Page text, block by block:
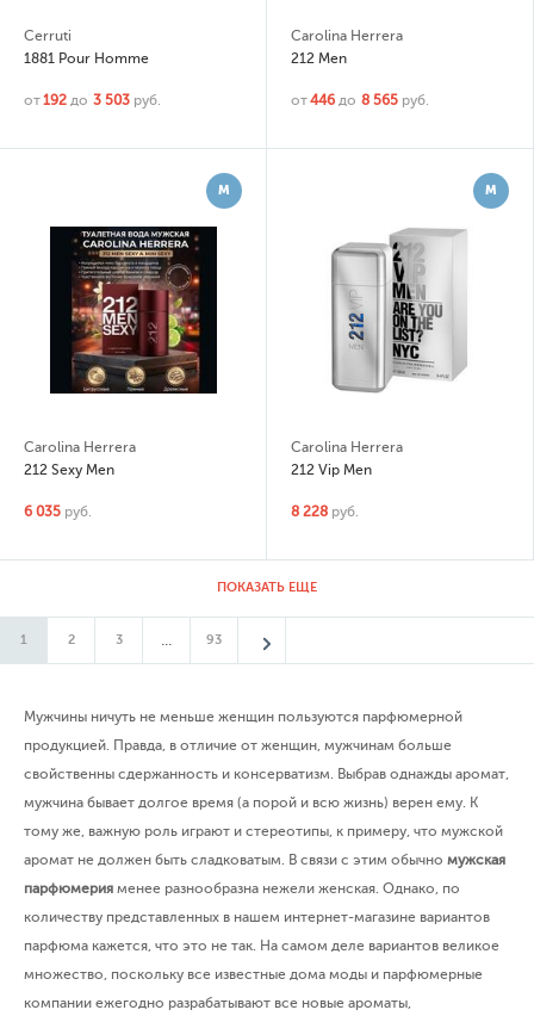
Cerruti
1881 Pour Homme
от192 до 3 503 руб.
Carolina Herrera
212 Men
от446 до 8 565 руб.
М
Carolina Herrera
212 Sexy Men
6 035 руб.
М
Carolina Herrera
212 Vip Men
8 228 руб.
ПОКАЗАТЬ ЕЩЕ
1 2 3 ... 93
Мужчины ничуть не меньше женщин пользуются парфюмерной
продукцией. Правда, в отличие от женщин, мужчинам больше
свойственны сдержанность и консерватизм. Выбрав однажды аромат,
мужчина бывает долгое время (а порой и всю жизнь) верен ему. К
тому же, важную роль играют и стереотипы, к примеру, что мужской
аромат не должен быть сладковатым. В связи с этим обычно мужская
парфюмерия менее разнообразна нежели женская. Однако, по
количеству представленных в нашем интернет-магазине вариантов
парфюма кажется, что это не так. На самом деле вариантов великое
множество, поскольку все известные дома моды и парфюмерные
компании ежегодно разрабатывают все новые ароматы,